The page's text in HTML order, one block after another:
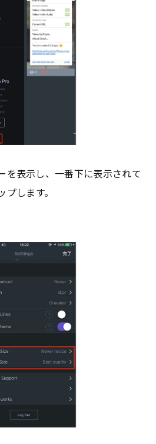
を表示し、一番下に表示されて
します。